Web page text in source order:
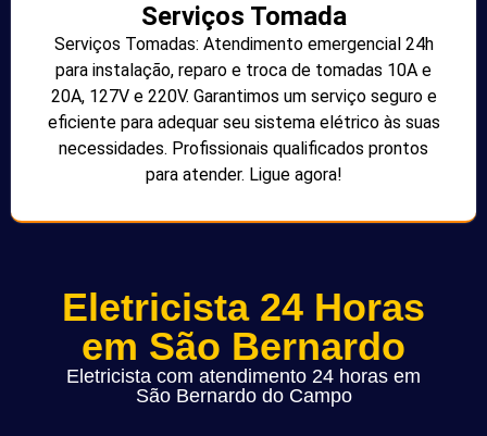
Serviços Tomada
Serviços Tomadas: Atendimento emergencial 24h
para instalação, reparo e troca de tomadas 10A e
20A, 127V e 220V. Garantimos um serviço seguro e
eficiente para adequar seu sistema elétrico às suas
necessidades. Profissionais qualificados prontos
para atender. Ligue agora!
Eletricista 24 Horas
em São Bernardo
Eletricista com atendimento 24 horas em
São Bernardo do Campo